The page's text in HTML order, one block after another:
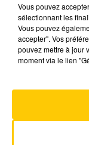
Vous pouvez
sélectionnant les
Vous pouvez
accepter". Vos
pouvez mettre à jour
moment via le lien